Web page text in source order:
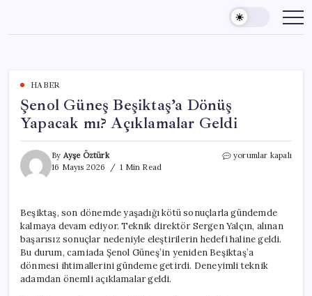
content
HABER
Şenol Güneş Beşiktaş’a Dönüş
Yapacak mı? Açıklamalar Geldi
By Ayşe Öztürk
16 Mayıs 2026
1 Min Read
Şenol
mı?
Açıklamalar
Geldi
için
yorumlar kapalı
Beşiktaş, son dönemde yaşadığı kötü sonuçlarla gündemde
kalmaya devam ediyor. Teknik direktör Sergen Yalçın, alınan
başarısız sonuçlar nedeniyle eleştirilerin hedefi haline geldi.
Bu durum, camiada Şenol Güneş’in yeniden Beşiktaş’a
dönmesi ihtimallerini gündeme getirdi. Deneyimli teknik
adamdan önemli açıklamalar geldi.